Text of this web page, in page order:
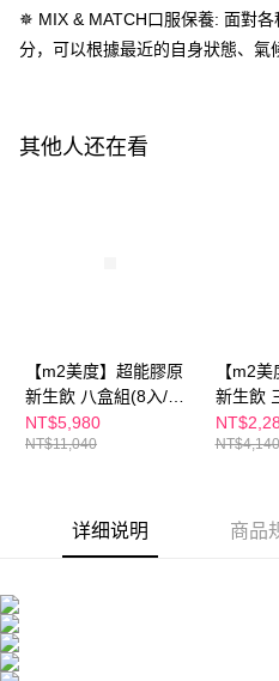
若款項超過繳費期限，將根據當次的
未成年的使用者，請事先徵得法定代
繫恩沛科技股份有限公司。若您不同意
要之購買訂單資訊提供予 AFTEE ，或
免运费
付款後7-11取貨
宅配
海外配送
海外配送(澳門)
✵ MIX & MATCH口服保養: 面對
分，可以根據最近的自身狀態、氣
其他人还在看
【m2美度】超能膠原
新生飲 八盒組(8入/盒.
孫藝珍代言-膠原蛋白)
NT$5,980
NT$11,040
【m2
新生飲
孫藝珍
NT$4,140
详细说明 商品